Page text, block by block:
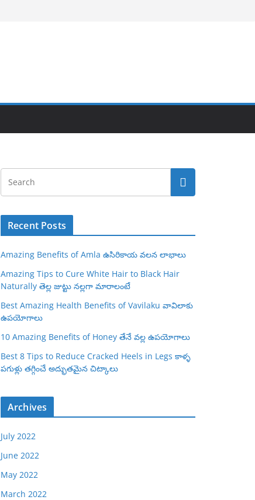
Recent Posts
Amazing Benefits of Amla ఉసిరికాయ వలన లాభాలు
Amazing Tips to Cure White Hair to Black Hair
Naturally తెల్ల జుట్టు నల్లగా మారాలంటే
Best Amazing Health Benefits of Vavilaku వావిలాకు
ఉపయోగాలు
10 Amazing Benefits of Honey తేనే వల్ల ఉపయోగాలు
Best 8 Tips to Reduce Cracked Heels in Legs కాళ్ళ
పగుళ్లు తగ్గించే అద్భుతమైన చిట్కాలు
Archives
July 2022
June 2022
May 2022
March 2022